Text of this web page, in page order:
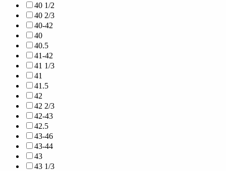
40 1/2
40 2/3
40-42
40
40.5
41-42
41 1/3
41
41.5
42
42 2/3
42-43
42.5
43-46
43-44
43
43 1/3